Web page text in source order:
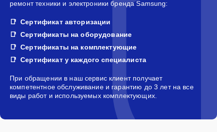
ремонт техники и электроники бренда Samsung:
Сертификат авторизации
Сертификаты на оборудование
Сертификаты на комплектующие
Сертификат у каждого специалиста
При обращении в наш сервис клиент получает
компетентное обслуживание и гарантию до 3 лет на все
виды работ и используемых комплектующих.